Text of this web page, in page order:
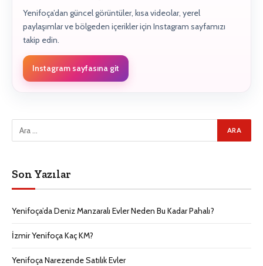
Yenifoça’dan güncel görüntüler, kısa videolar, yerel
paylaşımlar ve bölgeden içerikler için Instagram sayfamızı
takip edin.
Instagram sayfasına git
Son Yazılar
Yenifoça’da Deniz Manzaralı Evler Neden Bu Kadar Pahalı?
İzmir Yenifoça Kaç KM?
Yenifoça Narezende Satılık Evler